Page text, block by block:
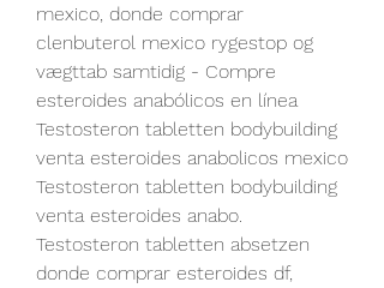
mexico, donde comprar
clenbuterol mexico rygestop og
vægttab samtidig - Compre
esteroides anabólicos en línea
Testosteron tabletten bodybuilding
venta esteroides anabolicos mexico
Testosteron tabletten bodybuilding
venta esteroides anabo.
Testosteron tabletten absetzen
donde comprar esteroides df,